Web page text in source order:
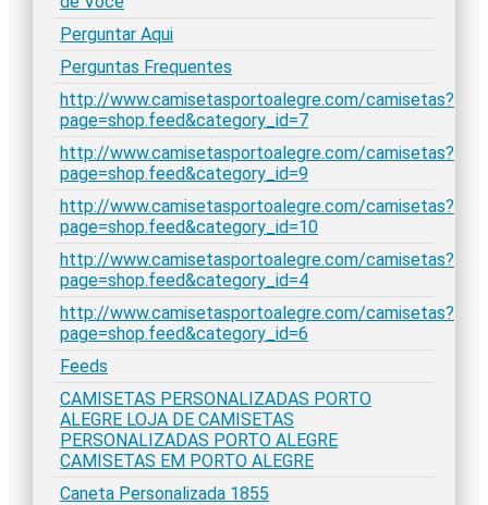
Perguntar Aqui
Perguntas Frequentes
http://www.camisetasportoalegre.com/camisetas?
page=shop.feed&category_id=7
http://www.camisetasportoalegre.com/camisetas?
page=shop.feed&category_id=9
http://www.camisetasportoalegre.com/camisetas?
page=shop.feed&category_id=10
http://www.camisetasportoalegre.com/camisetas?
page=shop.feed&category_id=4
http://www.camisetasportoalegre.com/camisetas?
page=shop.feed&category_id=6
Feeds
CAMISETAS PERSONALIZADAS PORTO
ALEGRE LOJA DE CAMISETAS
PERSONALIZADAS PORTO ALEGRE
CAMISETAS EM PORTO ALEGRE
Caneta Personalizada 1855